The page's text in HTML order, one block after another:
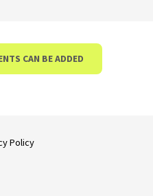
CAN BE ADDED
Policy